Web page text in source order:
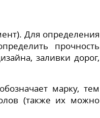
Для определения
прочность
заливки дорог,
марку, тем
(также их можно